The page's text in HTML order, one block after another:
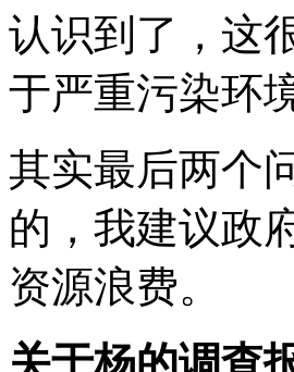
认识到了，这
于严重污染环
其实最后两个
的，我建议政
资源浪费。
关于杨的调查